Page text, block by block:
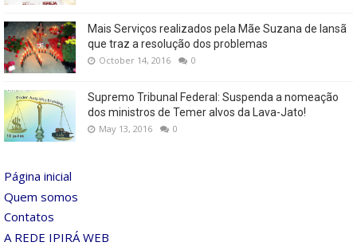
Mais Serviços realizados pela Mãe Suzana de Iansã
que traz a resolução dos problemas
October 14, 2016 0
Supremo Tribunal Federal: Suspenda a nomeação
dos ministros de Temer alvos da Lava-Jato!
May 13, 2016 0
Página inicial
Quem somos
Contatos
A REDE IPIRÁ WEB